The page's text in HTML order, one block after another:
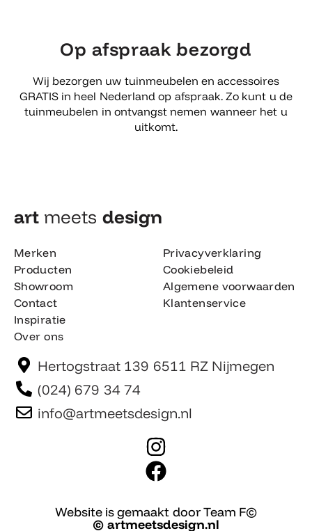
Op afspraak bezorgd
Wij bezorgen uw tuinmeubelen en accessoires
GRATIS in heel Nederland op afspraak. Zo kunt u de
tuinmeubelen in ontvangst nemen wanneer het u
uitkomt.
art meets design​
Merken
Producten
Showroom
Contact
Inspiratie
Over ons
Privacyverklaring
Cookiebeleid
Algemene voorwaarden
Klantenservice
Hertogstraat 139 6511 RZ Nijmegen
(024) 679 34 74
info@artmeetsdesign.nl
I
n
s
t
F
c
Website is gemaakt door Team F©
© artmeetsdesign.nl